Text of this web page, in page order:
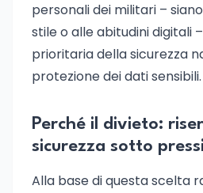
personali dei militari –
stile o alle abitudini digitali
prioritaria della sicurezza
protezione dei dati sensibili.
Perché il divieto:
sicurezza sotto
Alla base di questa scelta